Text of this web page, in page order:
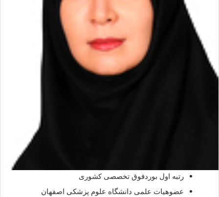
رتبه اول بوردفوق تخصصی کشوری
عضوهیات علمی دانشگاه علوم پزشکی اصفهان